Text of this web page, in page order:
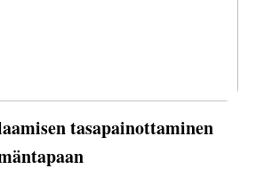
tasapainottaminen